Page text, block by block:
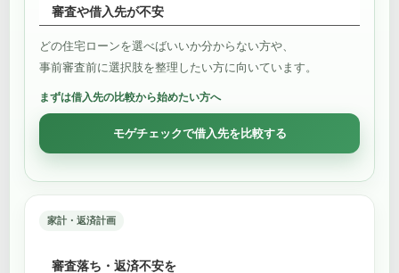
審査や借入先が不安
どの住宅ローンを選べばいいか分からない方や、
事前審査前に選択肢を整理したい方に向いています。
まずは借入先の比較から始めたい方へ
モゲチェックで借入先を比較する
家計・返済計画
審査落ち・返済不安を